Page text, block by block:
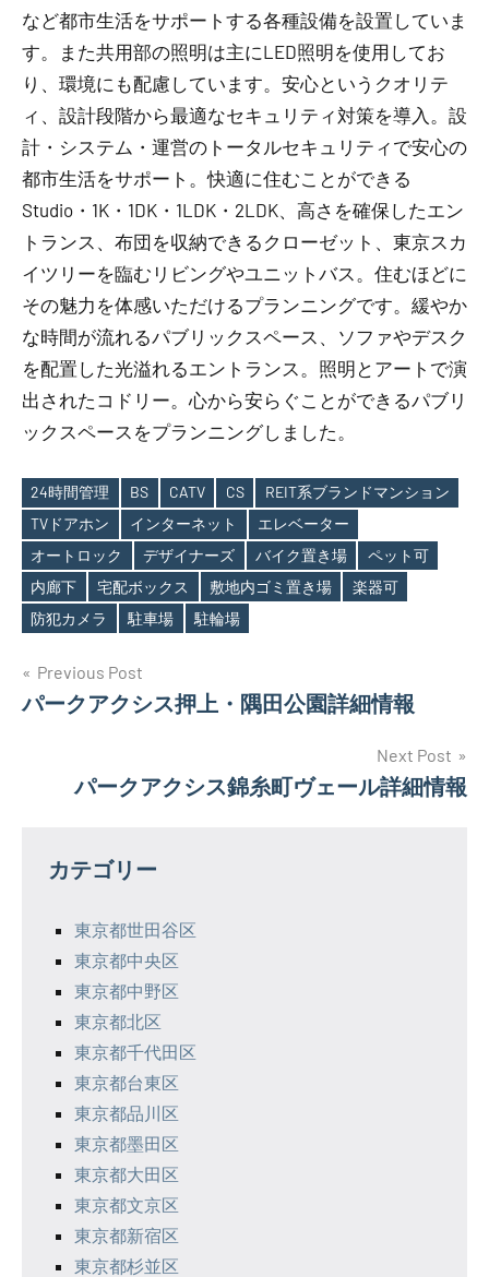
など都市生活をサポートする各種設備を設置していま
す。また共用部の照明は主にLED照明を使用してお
り、環境にも配慮しています。安心というクオリテ
ィ、設計段階から最適なセキュリティ対策を導入。設
計・システム・運営のトータルセキュリティで安心の
都市生活をサポート。快適に住むことができる
Studio・1K・1DK・1LDK・2LDK、高さを確保したエン
トランス、布団を収納できるクローゼット、東京スカ
イツリーを臨むリビングやユニットバス。住むほどに
その魅力を体感いただけるプランニングです。緩やか
な時間が流れるパブリックスペース、ソファやデスク
を配置した光溢れるエントランス。照明とアートで演
出されたコドリー。心から安らぐことができるパブリ
ックスペースをプランニングしました。
Tags
24時間管理 BS CATV CS
REIT系ブランドマンション
TVドアホン
インターネット
エレベーター
オートロック
デザイナーズ バイク置き場
ペット可
内廊下
宅配ボックス 敷地内ゴミ置き場
楽器可
防犯カメラ
駐車場 駐輪場
投
稿
ー
Previous Post
パークアクシス押上・隅田公園詳細情報
Next Post
パークアクシス錦糸町ヴェール詳細情報
カテゴリー
東京都世田谷区
東京都中央区
東京都中野区
東京都北区
東京都千代田区
東京都台東区
東京都品川区
東京都墨田区
東京都大田区
東京都文京区
東京都新宿区
東京都杉並区